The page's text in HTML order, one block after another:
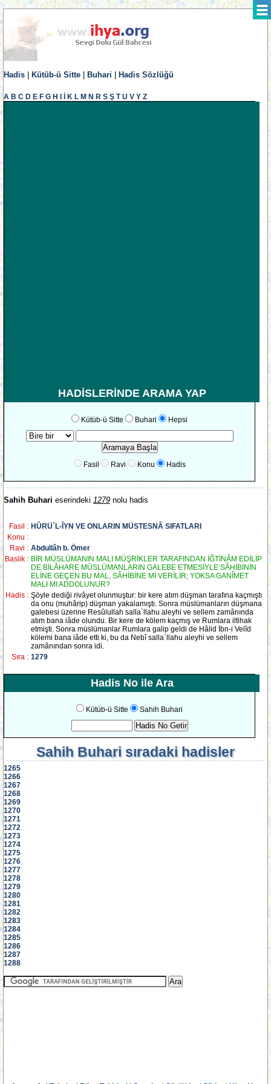
Hadis Kütüb-ü Sitte Buhari Hadis Sözlüğü
A B C D E F G H K L M N R S Ş T U V Y Z
HADİSLERİNDE ARAMA YAP
Kütüb-ü Sitte Buhari Hepsi
Fasil Ravi Konu Hadis
Sahih Buhari eserindeki 1279 nolu hadis
Fasil : HÛRÜ`L-ÎYN VE ONLARIN MÜSTESNÂ SIFATLARI
Konu :
Ravi : Abdullâh b. Ömer
Baslik : BİR MÜSLÜMANIN MALI MÜŞRİKLER TARAFINDAN İĞTİNÂM EDİLİP
DE BİLÂHARE MÜSLÜMANLARIN GALEBE ETMESİYLE SÂHİBİNİN
ELİNE GEÇEN BU MAL, SÂHİBİNE Mİ VERİLİR; YOKSA GANÎMET
MALI MI ADDOLUNUR?
Hadis : Şöyle dediği rivâyet olunmuştur: bir kere atım düşman tarafına kaçmıştı
da onu (muhârip) düşman yakalamıştı. Sonra müslümanların düşmana
galebesi üzerine Resûlullah salla`llahu aleyhi ve sellem zamânında
atım bana iâde olundu. Bir kere de kölem kaçmış ve Rumlara iltihak
etmişti. Sonra müslümanlar Rumlara galip geldi de Hâlid İbn-i Velîd
kölemi bana iâde etti ki, bu da Nebî salla`llahu aleyhi ve sellem
zamânından sonra idi.
Sıra : 1279
Hadis No ile Ara
Kütüb-ü Sitte Sahih Buhari
Sahih Buharisıradaki hadisler
1265
1266
1267
1268
1269
1270
1271
1272
1273
1274
1275
1276
1277
1278
1279
1280
1281
1282
1283
1284
1285
1286
1287
1288